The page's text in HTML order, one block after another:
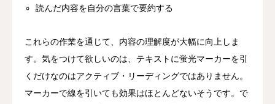
読んだ内容を自分の言葉で要約する
これらの作業を通じて、内容の理解度が大幅に向上しま
す。気をつけて欲しいのは、テキストに蛍光マーカーを引
くだけなのはアクティブ・リーディングではありません。
マーカーで線を引いても効果はほとんどないそうです。で